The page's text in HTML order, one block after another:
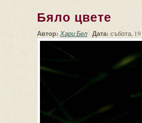
Бяло цвете
Автор: Хари Бел Дата: събота,